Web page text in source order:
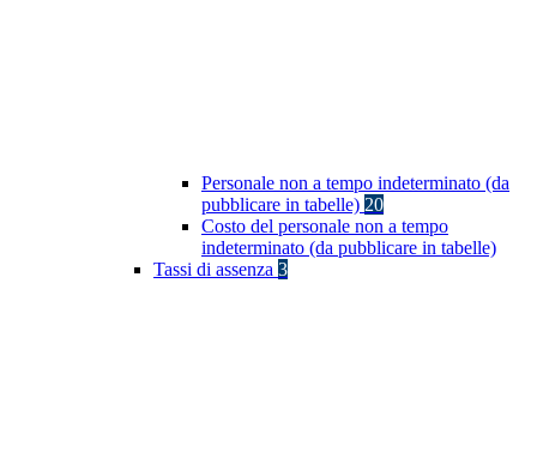
Personale non a tempo indeterminato (da
pubblicare in tabelle) 20
Costo del personale non a tempo
indeterminato (da pubblicare in tabelle)
Tassi di assenza 3